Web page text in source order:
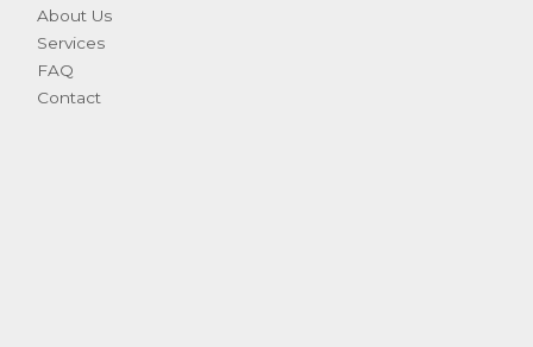
About Us
Services
FAQ
Contact